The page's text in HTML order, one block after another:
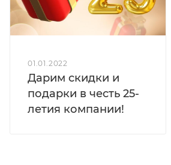
01.01.2022
Дарим скидки и
подарки в честь 25-
летия компании!